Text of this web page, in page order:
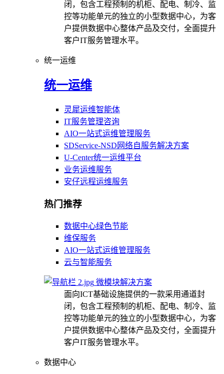
闭，包含工程预制的机柜、配电、制冷、监
控等功能单元的独立的小型数据中心，为客
户提供数据中心整体产品及交付，全面提升
客户IT服务管理水平。
统一运维
统一运维
灵犀运维智能体
IT服务管理咨询
AIO一站式运维管理服务
SDService-NSD网络自服务解决方案
U-Center统一运维平台
业务运维服务
安仔远程运维服务
热门推荐
数据中心绿色节能
维保服务
AIO一站式运维管理服务
云与智能服务
微模块解决方案
面向ICT基础设施提供的一款采用通道封
闭，包含工程预制的机柜、配电、制冷、监
控等功能单元的独立的小型数据中心，为客
户提供数据中心整体产品及交付，全面提升
客户IT服务管理水平。
数据中心